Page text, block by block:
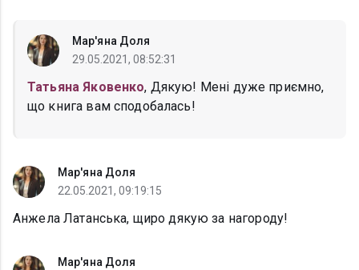
Мар'яна Доля
29.05.2021, 08:52:31
Татьяна Яковенко, Дякую! Мені дуже приємно,
що книга вам сподобалась!
Мар'яна Доля
22.05.2021, 09:19:15
Анжела Латанська, щиро дякую за нагороду!
Мар'яна Доля